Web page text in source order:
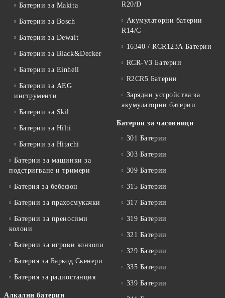
Батерии за Makita
Батерии за Bosch
Батерии за Dewalt
Батерии за Black&Decker
Батерии за Einhell
Батерии за AEG
инструменти
Батерии за Skil
Батерии за Hilti
Батерии за Hitachi
Батерии за машинки за
подстригване и тримери
Батерия за бебефон
Батерии за прахосмукачки
Батерии за преносими
колони
Батерии за игрови конзоли
Батерия за Баркод Скенери
Батерия за радиостанция
Алкални батерии
R20/D
Акумулаторни батерии
R14/C
16340 / RCR123A Батерии
RCR-V3 Батерии
R2CR5 Батерии
Зарядни устройства за
акумулаторни батерии
Батерии за часовници
301 Батерии
303 Батерии
309 Батерии
315 Батерии
317 Батерии
319 Батерии
321 Батерии
329 Батерии
335 Батерии
339 Батерии